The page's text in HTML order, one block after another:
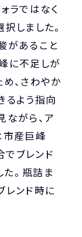
ラではなく
しました。
があること
に不足しが
、さわやか
るよう指向
ながら、ア
市産巨峰
ブレンド
。瓶詰ま
レンド時に